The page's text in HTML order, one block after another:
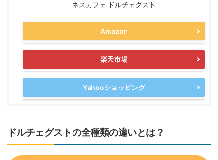
ネスカフェ ドルチェグスト
Amazon
楽天市場
Yahooショッピング
ドルチェグストの全種類の違いとは？